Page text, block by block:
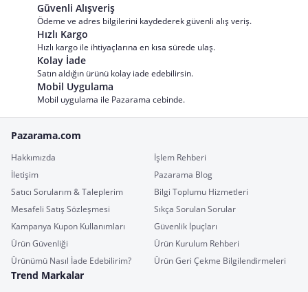
Güvenli Alışveriş
Ödeme ve adres bilgilerini kaydederek güvenli alış veriş.
Hızlı Kargo
Hızlı kargo ile ihtiyaçlarına en kısa sürede ulaş.
Kolay İade
Satın aldığın ürünü kolay iade edebilirsin.
Mobil Uygulama
Mobil uygulama ile Pazarama cebinde.
Pazarama.com
Hakkımızda
İşlem Rehberi
İletişim
Pazarama Blog
Satıcı Sorularım & Taleplerim
Bilgi Toplumu Hizmetleri
Mesafeli Satış Sözleşmesi
Sıkça Sorulan Sorular
Kampanya Kupon Kullanımları
Güvenlik İpuçları
Ürün Güvenliği
Ürün Kurulum Rehberi
Ürünümü Nasıl İade Edebilirim?
Ürün Geri Çekme Bilgilendirmeleri
Trend Markalar